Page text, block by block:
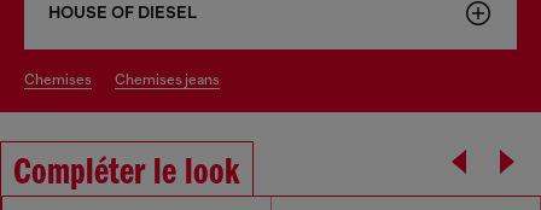
HOUSE OF DIESEL
chemises chemises jeans
Compléter le look